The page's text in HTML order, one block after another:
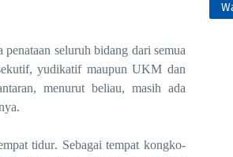
seluruh bidang dari semua
yudikatif maupun UKM dan
menurut beliau, masih ada
.
tidur. Sebagai tempat kongko-